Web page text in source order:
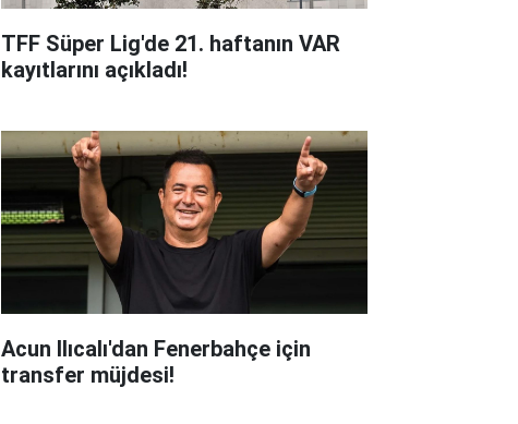
TFF Süper Lig'de 21. haftanın VAR
kayıtlarını açıkladı!
Acun Ilıcalı'dan Fenerbahçe için
transfer müjdesi!